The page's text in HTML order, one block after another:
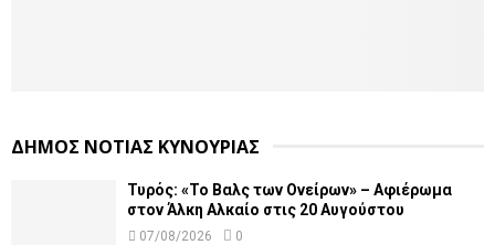
ΔΗΜΟΣ ΝΟΤΙΑΣ ΚΥΝΟΥΡΙΑΣ
Τυρός: «Το Βαλς των Ονείρων» – Αφιέρωμα
στον Άλκη Αλκαίο στις 20 Αυγούστου
07/08/2026 0